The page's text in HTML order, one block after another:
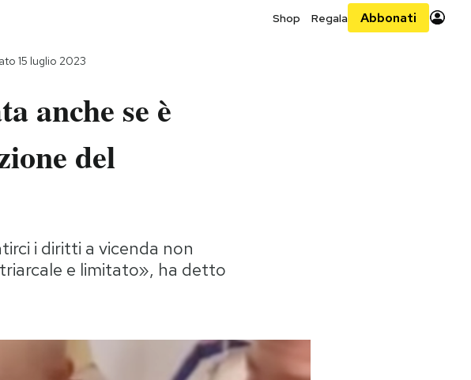
Shop Regala Abbonati
15 luglio 2023
anche se è
del
i diritti a vicenda non
e limitato», ha detto